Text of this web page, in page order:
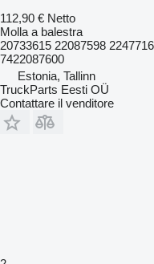
112,90 € Netto
Molla a balestra
20733615 22087598
7422087600
Estonia, Tallinn
TruckParts Eesti OÜ
Contattare il venditore